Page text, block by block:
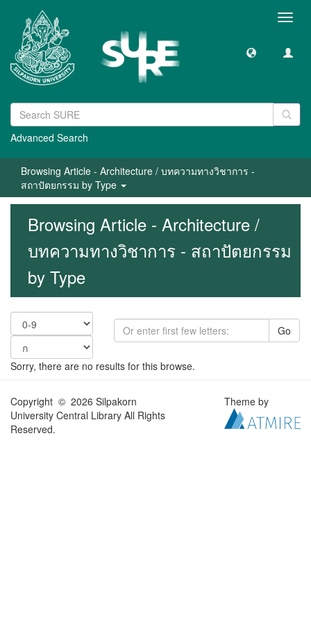
Advanced Search
Browsing Article - Architecture / บทความทางวิชาการ -
สถาปัตยกรรม by Type
Browsing Article - Architecture /
บทความทางวิชาการ - สถาปัตยกรรม
by Type
Go
Sorry, there are no results for this browse.
Copyright © 2026 Silpakorn
University Central Library All Rights
Reserved.
Theme by